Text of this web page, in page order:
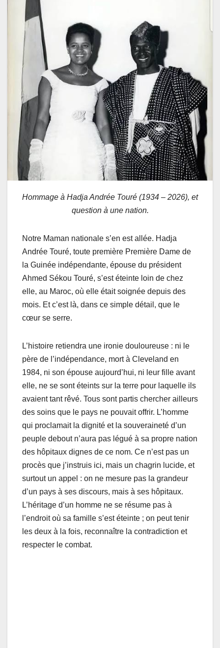
Hommage à Hadja Andrée Touré (1934 – 2026), et
question à une nation.
Notre Maman nationale s’en est allée. Hadja
Andrée Touré, toute première Première Dame de
la Guinée indépendante, épouse du président
Ahmed Sékou Touré, s’est éteinte loin de chez
elle, au Maroc, où elle était soignée depuis des
mois. Et c’est là, dans ce simple détail, que le
cœur se serre.
L’histoire retiendra une ironie douloureuse : ni le
père de l’indépendance, mort à Cleveland en
1984, ni son épouse aujourd’hui, ni leur fille avant
elle, ne se sont éteints sur la terre pour laquelle ils
avaient tant rêvé. Tous sont partis chercher ailleurs
des soins que le pays ne pouvait offrir. L’homme
qui proclamait la dignité et la souveraineté d’un
peuple debout n’aura pas légué à sa propre nation
des hôpitaux dignes de ce nom. Ce n’est pas un
procès que j’instruis ici, mais un chagrin lucide, et
surtout un appel : on ne mesure pas la grandeur
d’un pays à ses discours, mais à ses hôpitaux.
L’héritage d’un homme ne se résume pas à
l’endroit où sa famille s’est éteinte ; on peut tenir
les deux à la fois, reconnaître la contradiction et
respecter le combat.